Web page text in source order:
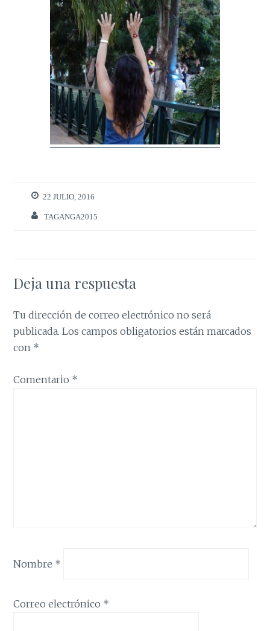
22 JULIO, 2016
TAGANGA2015
Deja una respuesta
Tu dirección de correo electrónico no será
publicada. Los campos obligatorios están marcados
con *
Comentario *
Nombre *
Correo electrónico *